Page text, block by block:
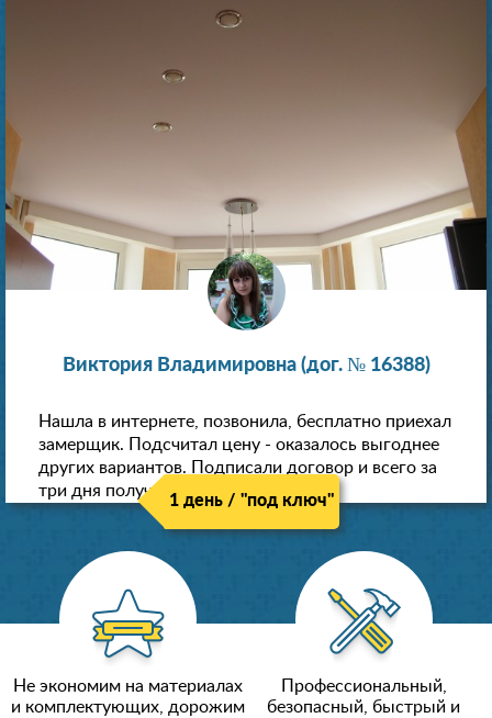
Виктория Владимировна (дог. № 16388)
Нашла в интернете, позвонила, бесплатно приехал
замерщик. Подсчитал цену - оказалось выгоднее
других вариантов. Подписали договор и всего за
три дня получили новые потолки!
1 день / "под ключ"
Не экономим на материалах
и комплектующих, дорожим
Профессиональный,
безопасный, быстрый и